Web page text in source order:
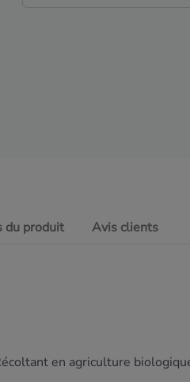
du produit Avis clients
en agriculture